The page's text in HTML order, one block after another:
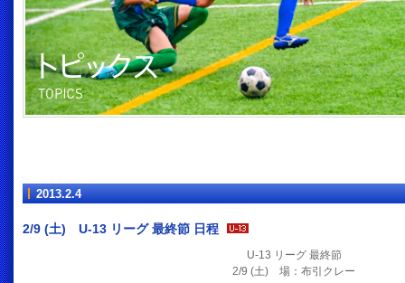
2013.2.4
2/9 (土) U-13 リーグ 最終節 日程
U-13 リーグ 最終節
2/9 (土) 場：布引クレー